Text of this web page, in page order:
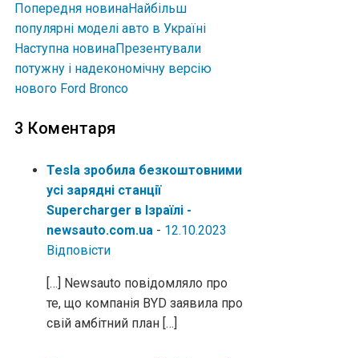
Попередня новинаНайбільш
популярні моделі авто в Україні
Наступна новинаПрезентували
потужну і надекономічну версію
нового Ford Bronco
3 Коментаря
Tesla зробила безкоштовними
усі зарядні станції
Supercharger в Ізраїлі -
newsauto.com.ua - 12.10.2023
Відповіcти
[…] Newsauto повідомляло про
те, що компанія BYD заявила про
свій амбітний план […]